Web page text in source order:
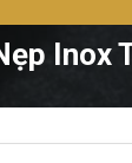
Inox